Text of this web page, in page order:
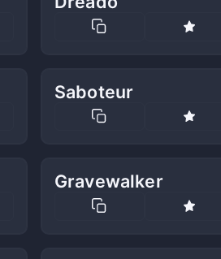
Saboteur
Gravewalker